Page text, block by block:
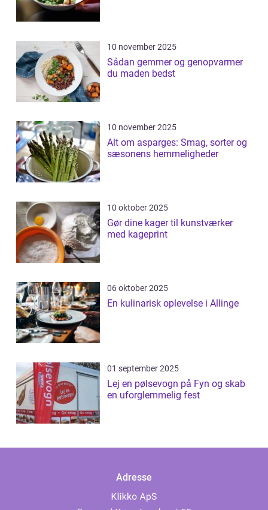
10 november 2025
Sådan gemmer og genopvarmer
du maden bedst
10 november 2025
Alt om asparges: Smag, sorter og
sæsonens hemmeligheder
10 oktober 2025
Gør dine kager til kunstværker
med kageprint
06 oktober 2025
En kulinarisk oplevelse i Allinge
01 september 2025
Lej en pølsevogn på Fyn og skab
en uforglemmelig fest
Adresse